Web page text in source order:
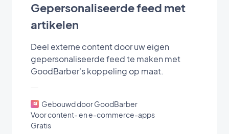
Gepersonaliseerde feed met
artikelen
Deel externe content door uw eigen
gepersonaliseerde feed te maken met
GoodBarber's koppeling op maat.
Gebouwd door GoodBarber
Voor content- en e-commerce-apps
Gratis